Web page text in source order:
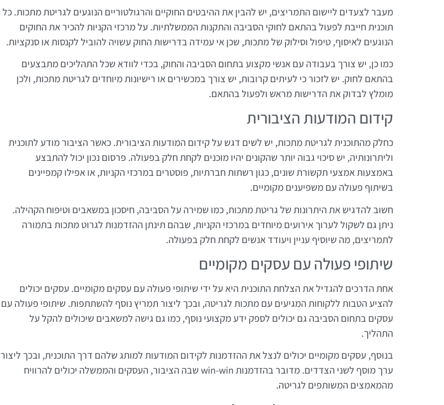
מעבר לצעדים ליישום התמריצים, יש להבין את ההיבטים החוקיים והרגולטוריים הנוגעים לגריטת מתכות. כל
תוכנית חייבת לפעול בהתאם לחוקי הסביבה והתקנות הממשלתיות. על מרכזי הקניות להכיר את החוקים
הנוגעים לאיסוף, טיפול וסילוק של מתכות, שכן אי עמידה בדרישות החוק עשויה להוביל לקנסות או סנקציות.
כמו כן, יש צורך בעבודה עם אנשי מקצוע בתחום הסביבה והחוק, בכדי לוודא שכל התהליכים מתבצעים
בהתאם לחוק. יש לזכור כי לעיתים קרובות, יש צורך במכשירים או רישיונות מיוחדים לגריטת מתכות, ולכן
מומלץ לבדוק את הדרישות מראש ולפעול בהתאם.
קידום המודעות הציבורית
כחלק מהתוכנית לגריטת מתכות, יש לשים דגש על קידום המודעות הציבורית. כאשר הציבור מודע לתוכנית
וליתרונותיה, יש סיכוי גבוה יותר שהקונים יהיו מוכנים לקחת חלק בפעולה. פרסום נכון יכול להתבצע
באמצעות אמצעי תקשורת שונים, כגון רשתות חברתיות, פוסטרים במרכזי הקניות, או אפילו קמפיינים
בשיתוף פעולה עם משפיענים מקומיים.
חשוב להדגיש את היתרונות של גריטת מתכות, כמו שמירה על הסביבה, חיסכון במשאבים וטיפוח הקהילה.
ניתן גם לשקול לערוך אירועים מיוחדים במרכזי הקניות, שבהם תינתן ההזדמנות לגרוט מתכות בתמורה
לתמריצים, מה שיוסיף עניין ויעודד אנשים לקחת חלק בפעולה.
שיתופי פעולה עם עסקים מקומיים
אחת הדרכים להגדיל את הצלחת התוכנית היא על ידי שיתופי פעולה עם עסקים מקומיים. עסקים יכולים
להציע הטבות ללקוחות המגיעים עם מתכות לגריטה, ובכך ליצור תמריץ נוסף להשתתפות. שיתופי פעולה עם
עסקים בתחום הסביבה גם יכולים לספק ידע מקצועי נוסף, כמו גם גישה למשאבים שיכולים להקל על
התהליך.
בנוסף, עסקים מקומיים יכולים לנצל את ההזדמנות לקידום המודעות למותג שלהם דרך התוכנית, ובכך ליצור
ערך מוסף לשני הצדדים. מדובר בהזדמנות win-win שבה הציבור, העסקים והממשלה יכולים להרוויח
מהמאמצים המשותפים לגריטה.